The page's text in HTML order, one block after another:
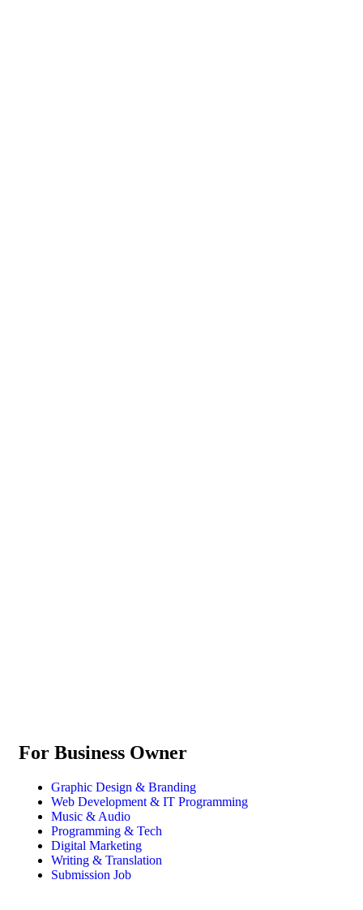
For Business Owner
Graphic Design & Branding
Web Development & IT Programming
Music & Audio
Programming & Tech
Digital Marketing
Writing & Translation
Submission Job